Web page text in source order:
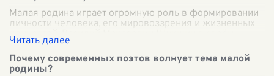
Малая родина играет огромную роль в формировании
личности человека, его мировоззрения и жизненных
ценностей. Василий Макарович Шукшин в своём
тексте "Слово о малой родине" глубоко
Почему современных поэтов волнует тема малой
родины?